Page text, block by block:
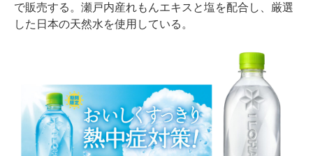
で販売する。瀬戸内産れもんエキスと塩を配合し、厳選
した日本の天然水を使用している。